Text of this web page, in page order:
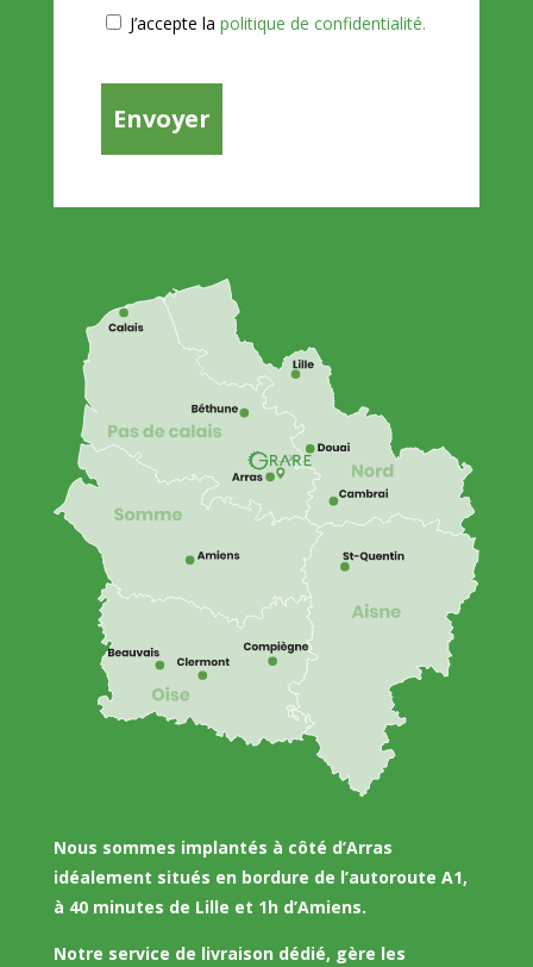
J’accepte la politique de confidentialité.
Nous sommes implantés à côté d’Arras
idéalement situés en bordure de l’autoroute A1,
à 40 minutes de Lille et 1h d’Amiens.
Notre service de livraison dédié, gère les